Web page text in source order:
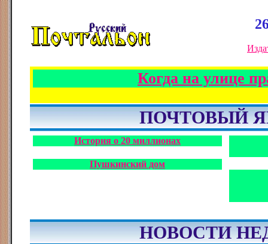
Когда на улице
ПОЧТОВЫЙ
История о 20 миллионах
Пушкинский дом
НОВОСТИ